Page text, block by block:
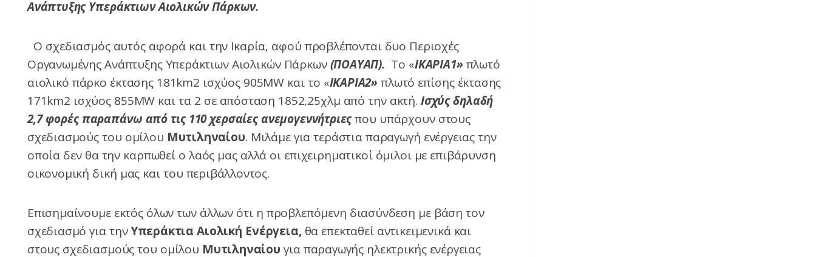
Ανάπτυξης Υπεράκτιων Αιολικών Πάρκων.
Ο σχεδιασμός αυτός αφορά και την Ικαρία, αφού προβλέπονται δυο Περιοχές
Οργανωμένης Ανάπτυξης Υπεράκτιων Αιολικών Πάρκων(ΠΟΑΥΑΠ). Tο «ΙΚΑΡΙΑ1» πλωτό
αιολικό πάρκο έκτασης 181km2 ισχύος 905MW και το «ΙΚΑΡΙΑ2» πλωτό επίσης έκτασης
171km2 ισχύος 855MW και τα 2 σε απόσταση 1852,25χλμ από την ακτή.Ισχύς δηλαδή
2,7 φορές παραπάνω από τις 110 χερσαίες ανεμογεννήτριεςπου υπάρχουν στους
σχεδιασμούς του ομίλου Μυτιληναίου. Μιλάμε για τεράστια παραγωγή ενέργειας την
οποία δεν θα την καρπωθεί ο λαός μας αλλά οι επιχειρηματικοί όμιλοι με επιβάρυνση
οικονομική δική μας και του περιβάλλοντος.
Επισημαίνουμε εκτός όλων των άλλων ότι η προβλεπόμενη διασύνδεση με βάση τον
σχεδιασμό για τηνΥπεράκτια Αιολική Ενέργεια,θα επεκταθεί αντικειμενικά και
στους σχεδιασμούς του ομίλου Μυτιληναίουγια παραγωγής ηλεκτρικής ενέργειας